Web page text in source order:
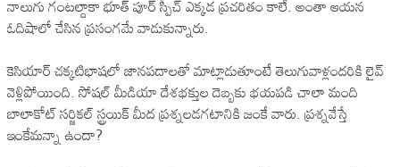
నాలుగు గంటల్దాకా భూత్ పూర్ స్పీచ్ ఎక్కడ ప్రచరితం కాలే. అంతా ఆయన
ఓదిషాలో చేసిన ప్రసంగమే వాడుకున్నారు.
కెసియార్ చక్కటిభాషలో జానపదాలతో మాట్లాడుతూంటే తెలుగువాళ్లందరికి లైవ్
వెళ్లిపోయింది. సోషల్ మీడియా దేశభక్తుల దెబ్బకు భయపడి చాలా మంది
బాలాకోట్ సర్జికల్ స్ట్రయిక్ మీద ప్రశ్నలడగటానికి జంకే వారు. ప్రశ్నవేస్తే
ఇంకేమన్నా ఉందా?